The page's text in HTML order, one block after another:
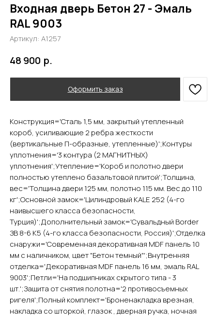
Входная дверь Бетон 27 - Эмаль
RAL 9003
Артикул: А1257
48 900 р.
Оформить заказ
Конструкция='Сталь 1,5 мм, закрытый утепленный
короб, усиливающие 2 ребра жесткости
(вертикальные П-образные, утепленные)';Контуры
уплотнения='3 контура (2 МАГНИТНЫХ)
уплотнения';Утепление='Короб и полотно двери
полностью утеплено базальтовой плитой';Толщина,
вес='Толщина двери 125 мм, полотно 115 мм. Вес до 110
кг';Основной замок='Цилиндровый KALE 252 (4-го
наивысшего класса безопасности,
Турция)';Дополнительный замок='Сувальдный Border
ЗВ 8-6 К5 (4-го класса безопасности, Россия)';Отделка
снаружи='Современная декоративная MDF панель 10
мм с наличником, цвет "Бетон темный"';Внутренняя
отделка='Декоративная MDF панель 16 мм, эмаль RAL
9003';Петли='На подшипниках скрытого типа - 3
шт.';Защита от снятия полотна='2 противосъемных
ригеля';Полный комплект='Броненакладка врезная,
накладка со шторкой, глазок , дверная ручка, ночная
YURTA.DVERI
Контакты
О компании
Доставка и оплата
Акции
Межкомнатные двери
Главная
Каталог
Покупателям
ИП Яриш Ю.С.
ОГРНИП 324508100130132
ИНН 501105765500